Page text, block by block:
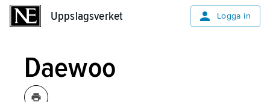
Uppslagsverket Logga in
Daewoo